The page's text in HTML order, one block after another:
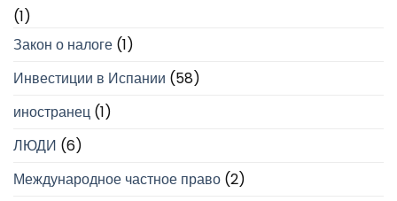
(1)
Закон о налоге (1)
Инвестиции в Испании (58)
иностранец (1)
ЛЮДИ (6)
Международное частное право (2)